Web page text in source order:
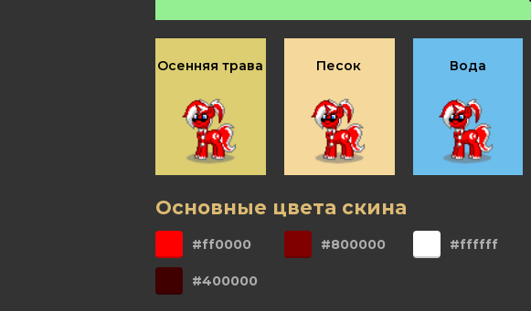
Осенняя трава Песок Вода
Основные цвета скина
#ff0000 #800000 #ffffff
#400000